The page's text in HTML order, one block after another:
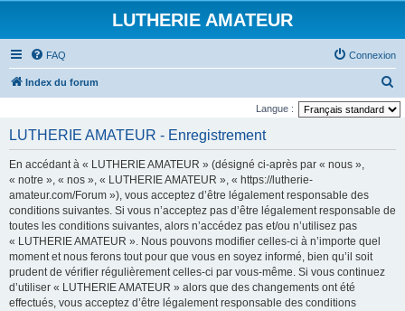
LUTHERIE AMATEUR
FAQ Connexion
Index du forum
e
Langue :
LUTHERIE AMATEUR - Enregistrement
En accédant à « LUTHERIE AMATEUR » (désigné ci-après par « nous »,
« notre », « nos », « LUTHERIE AMATEUR », « https://lutherie-
amateur.com/Forum »), vous acceptez d’être légalement responsable des
conditions suivantes. Si vous n’acceptez pas d’être légalement responsable de
toutes les conditions suivantes, alors n’accédez pas et/ou n’utilisez pas
« LUTHERIE AMATEUR ». Nous pouvons modifier celles-ci à n’importe quel
moment et nous ferons tout pour que vous en soyez informé, bien qu’il soit
prudent de vérifier régulièrement celles-ci par vous-même. Si vous continuez
d’utiliser « LUTHERIE AMATEUR » alors que des changements ont été
effectués, vous acceptez d’être légalement responsable des conditions